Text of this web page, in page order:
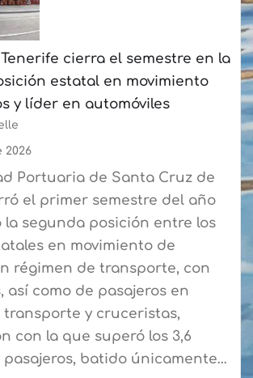
cierra el semestre en la
estatal en movimiento
y líder en automóviles
2026
Portuaria de Santa Cruz de
el primer semestre del año
la segunda posición entre los
en movimiento de
régimen de transporte, con
así como de pasajeros en
transporte y cruceristas,
con la que superó los 3,6
pasajeros, batido únicamente…